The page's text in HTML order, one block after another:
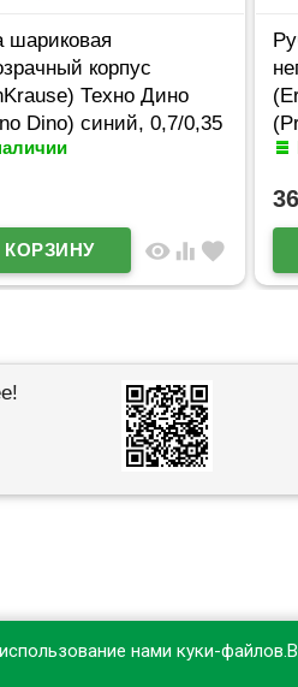
шариковая
корпус
Техно Дино
Dino) синий, 0,7/0,35
(Ст.50)
visibilityequalizerfavorite
36
нами куки-